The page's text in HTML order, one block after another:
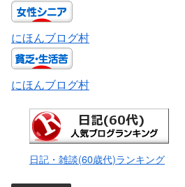
にほんブログ村
にほんブログ村
日記・雑談(60歳代)ランキング